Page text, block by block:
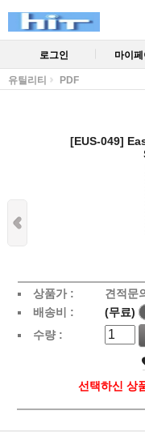
로그인 마이
유틸리티 PDF
[EUS-049]
상품가 :
견적문
배송비 :
(무료)
수량 :
선택하신 상